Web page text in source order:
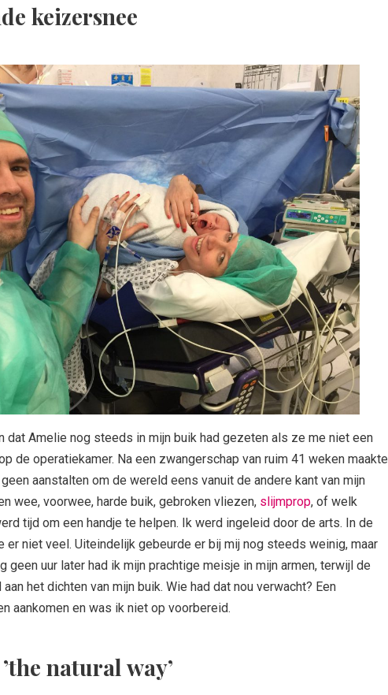
keizersnee
dat Amelie nog steeds in mijn buik had gezeten als ze me niet een
de operatiekamer. Na een zwangerschap van ruim 41 weken maakte
aanstalten om de wereld eens vanuit de andere kant van mijn
wee, voorwee, harde buik, gebroken vliezen, slijmprop, of welk
tijd om een handje te helpen. Ik werd ingeleid door de arts. In de
er niet veel. Uiteindelijk gebeurde er bij mij nog steeds weinig, maar
geen uur later had ik mijn prachtige meisje in mijn armen, terwijl de
het dichten van mijn buik. Wie had dat nou verwacht? Een
aankomen en was ik niet op voorbereid.
natural way’